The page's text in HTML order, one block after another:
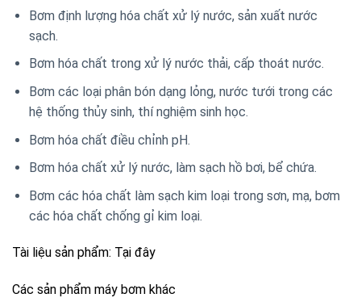
Bơm định lượng hóa chất xử lý nước, sản xuất nước
sạch.
Bơm hóa chất trong xử lý nước thải, cấp thoát nước.
Bơm các loại phân bón dạng lỏng, nước tưới trong các
hệ thống thủy sinh, thí nghiệm sinh học.
Bơm hóa chất điều chỉnh pH.
Bơm hóa chất xử lý nước, làm sạch hồ bơi, bể chứa.
Bơm các hóa chất làm sạch kim loại trong sơn, mạ, bơm
các hóa chất chống gỉ kim loại.
Tài liệu sản phẩm: Tại đây
Các sản phẩm máy bơm khác